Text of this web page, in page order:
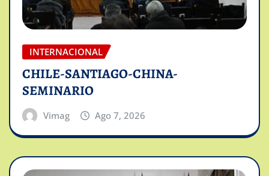
INTERNACIONAL
CHILE-SANTIAGO-CHINA-
SEMINARIO
Vimag Ago 7, 2026